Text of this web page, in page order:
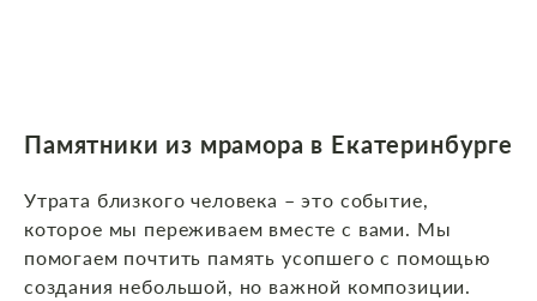
Памятники из мрамора в Екатеринбурге
Утрата близкого человека – это событие,
которое мы переживаем вместе с вами. Мы
помогаем почтить память усопшего с помощью
создания небольшой, но важной композиции.